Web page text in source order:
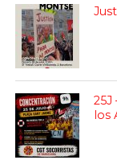
25J
los